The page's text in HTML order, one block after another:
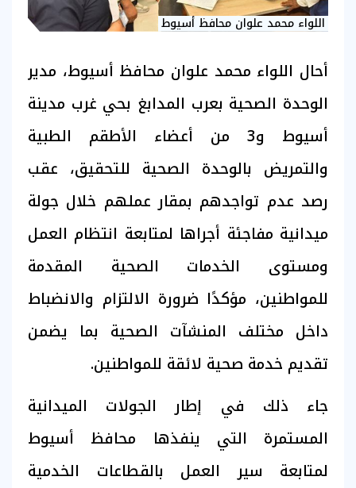
اللواء محمد علوان محافظ أسيوط
أحال اللواء محمد علوان محافظ أسيوط، مدير
الوحدة الصحية بعرب المدابغ بحي غرب مدينة
أسيوط و3 من أعضاء الأطقم الطبية
والتمريض بالوحدة الصحية للتحقيق، عقب
رصد عدم تواجدهم بمقار عملهم خلال جولة
ميدانية مفاجئة أجراها لمتابعة انتظام العمل
ومستوى الخدمات الصحية المقدمة
للمواطنين، مؤكدًا ضرورة الالتزام والانضباط
داخل مختلف المنشآت الصحية بما يضمن
تقديم خدمة صحية لائقة للمواطنين.
جاء ذلك في إطار الجولات الميدانية
المستمرة التي ينفذها محافظ أسيوط
لمتابعة سير العمل بالقطاعات الخدمية